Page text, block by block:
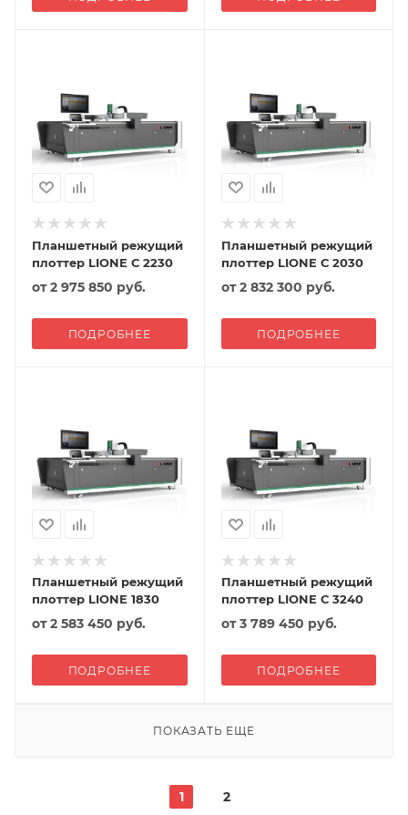
Планшетный режущий
плоттер LIONE С 2230
от2 975 850 руб.
ПОДРОБНЕЕ
Планшетный режущий
плоттер LIONE С 2030
от2 832 300 руб.
ПОДРОБНЕЕ
Планшетный режущий
плоттер LIONE 1830
от2 583 450 руб.
ПОДРОБНЕЕ
Планшетный режущий
плоттер LIONE С 3240
от3 789 450 руб.
ПОДРОБНЕЕ
ПОКАЗАТЬ ЕЩЕ
1 2